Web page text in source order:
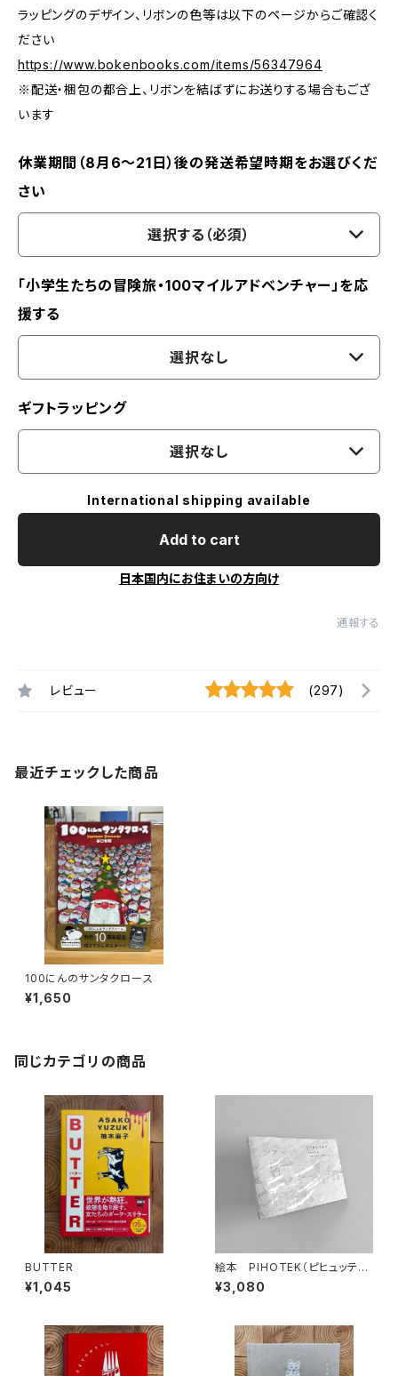
ラッピングのデザイン、リボンの色等は以下のページからご確認く
ださい
https://www.bokenbooks.com/items/56347964
※配送・梱包の都合上、リボンを結ばずにお送りする場合もござ
います
休業期間（8月6〜21日）後の発送希望時期をお選びくだ
さい
選択する（必須）
「小学生たちの冒険旅・100マイルアドベンチャー」を応
援する
選択なし
ギフトラッピング
選択なし
International shipping available
Add to cart
日本国内にお住まいの方向け
通報する
レビュー (297)
最近チェックした商品
100にんのサンタクロース
¥1,650
同じカテゴリの商品
BUTTER
¥1,045
絵本 PIHOTEK（ピヒュッティ）
北極を風と歩く
¥3,080